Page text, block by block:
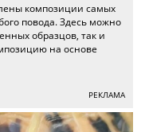
композиции самых
повода. Здесь можно
образцов, так и
на основе
РЕКЛАМА